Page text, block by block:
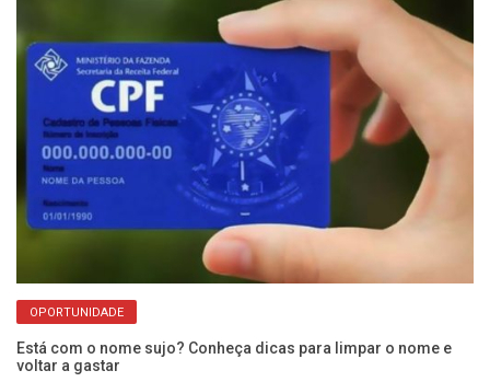
OPORTUNIDADE
Está com o nome sujo? Conheça dicas para limpar o nome e
voltar a gastar